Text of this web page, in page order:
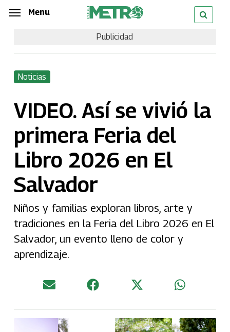
Skip
content
Menu
Publicidad
Noticias
VIDEO. Así se vivió la
primera Feria del
Libro 2026 en El
Salvador
Niños y familias exploran libros, arte y
tradiciones en la Feria del Libro 2026 en El
Salvador, un evento lleno de color y
aprendizaje.
Menu